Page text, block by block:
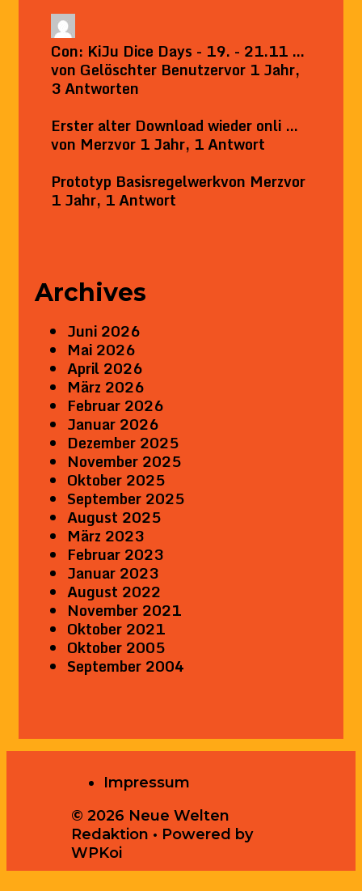
Con: KiJu Dice Days - 19. - 21.11 …
von Gelöschter Benutzervor 1 Jahr,
3 Antworten
Erster alter Download wieder onli …
von Merzvor 1 Jahr, 1 Antwort
Prototyp Basisregelwerkvon Merzvor
1 Jahr, 1 Antwort
Archives
Juni 2026
Mai 2026
April 2026
März 2026
Februar 2026
Januar 2026
Dezember 2025
November 2025
Oktober 2025
September 2025
August 2025
März 2023
Februar 2023
Januar 2023
August 2022
November 2021
Oktober 2021
Oktober 2005
September 2004
Impressum
© 2026 Neue Welten
Redaktion • Powered by
WPKoi